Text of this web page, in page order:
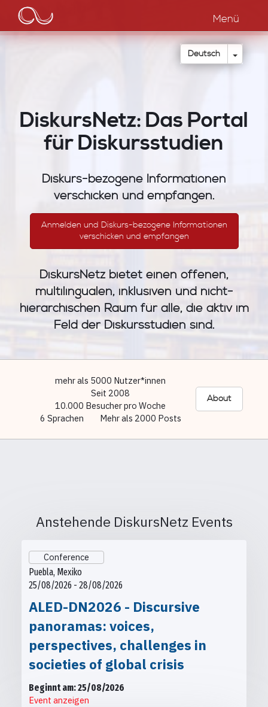
Direkt
Inhalt
Main
navigation
Menü
Deutsch
DiskursNetz: Das Portal
für Diskursstudien
Diskurs-bezogene Informationen
verschicken und empfangen.
Anmelden und Diskurs-bezogene Informationen
verschicken und empfangen
DiskursNetz bietet einen offenen,
multilingualen, inklusiven und nicht-
hierarchischen Raum für alle, die aktiv im
Feld der Diskursstudien sind.
mehr als 5000 Nutzer*innen
Seit 2008
10.000 Besucher pro Woche
6 Sprachen
Mehr als 2000 Posts
About
Anstehende DiskursNetz Events
Conference
Puebla, Mexiko
25/08/2026 - 28/08/2026
ALED-DN2026 - Discursive
panoramas: voices,
perspectives, challenges in
societies of global crisis
Beginnt am: 25/08/2026
Event anzeigen